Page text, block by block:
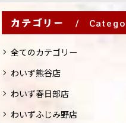
カテゴリー
全てのカテゴリー
わいず熊谷店
わいず春日部店
わいずふじみ野店